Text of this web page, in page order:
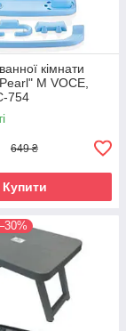
кімнати
М VOCE,
754
649 ₴
Купити